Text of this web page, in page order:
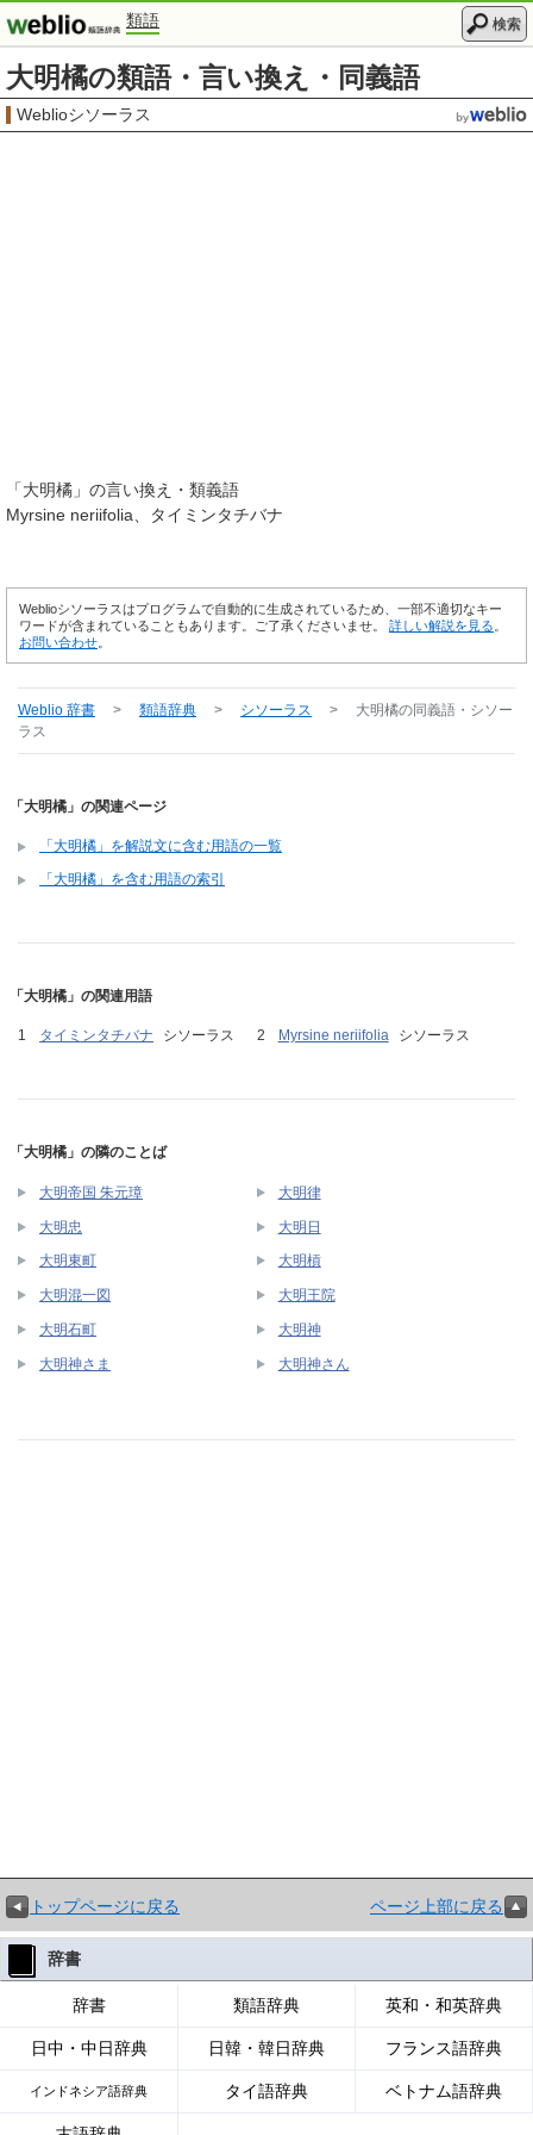
類語 検索
大明橘の類語・言い換え・同義語
Weblioシソーラス
「大明橘 」の言い換え・類義語
Myrsine neriifolia
タイミンタチバナ
Weblioシソーラスはプログラムで自動的に生成されているため、一部不適切なキー
ワードが含まれていることもあります。ご了承くださいませ。 詳しい解説を見る
お問い合わせ
Weblio 辞書 > 類語辞典 > シソーラス > 大明橘の同義語・シソー
ラス
「大明橘」の関連ページ
「大明橘」を解説文に含む用語の一覧
「大明橘」を含む用語の索引
「大明橘」の関連用語
タイミンタチバナ シソーラス Myrsine neriifolia シソーラス
「大明橘」の隣のことば
大明帝国 朱元璋 大明律
大明忠 大明日
大明東町 大明槓
大明混一図 大明王院
大明石町 大明神
大明神さま 大明神さん
トップページに戻る ページ上部に戻る
辞書
辞書 類語辞典 英和・和英辞典
日中・中日辞典 日韓・韓日辞典 フランス語辞典
インドネシア語辞典 タイ語辞典 ベトナム語辞典